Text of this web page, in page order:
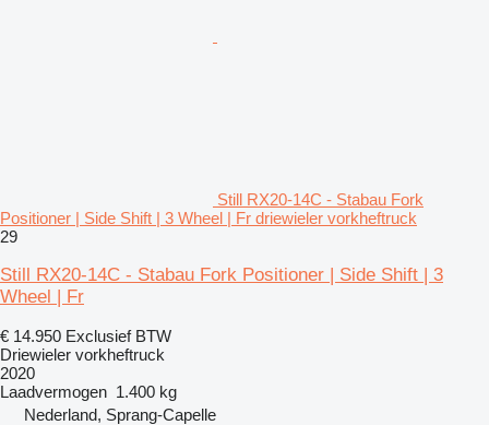
Still RX20-14C - Stabau Fork
Positioner | Side Shift | 3 Wheel | Fr driewieler vorkheftruck
29
Still RX20-14C - Stabau Fork Positioner | Side Shift | 3
Wheel | Fr
€ 14.950 Exclusief BTW
Driewieler vorkheftruck
2020
Laadvermogen 1.400 kg
Nederland, Sprang-Capelle